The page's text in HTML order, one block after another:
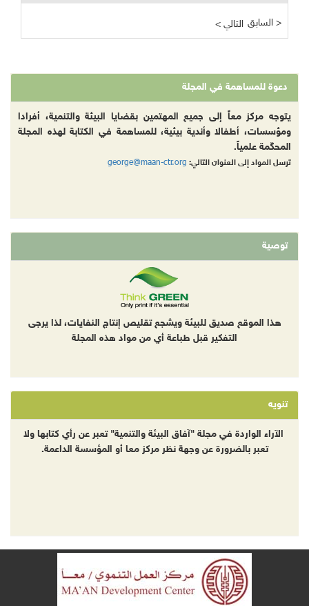
< التالي السابق >
دعوة للمساهمة في المجلة
يتوجه مركز معاً إلى جميع المهتمين بقضايا البيئة والتنمية، أفرادا
ومؤسسات، أطفالا وأندية بيئية، للمساهمة في الكتابة لهذه المجلة
المحكّمة علمياً.
ترسل المواد إلى العنوان التالي: george@maan-ctr.org
توصية
هذا الموقع صديق للبيئة ويشجع تقليص إنتاج النفايات، لذا يرجى
التفكير قبل طباعة أي من مواد هذه المجلة
تنويه
الآراء الواردة في مجلة "آفاق البيئة والتنمية" تعبر عن رأي كتابها ولا
تعبر بالضرورة عن وجهة نظر مركز معا أو المؤسسة الداعمة.